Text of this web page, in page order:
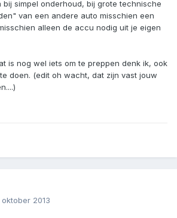
bij simpel onderhoud, bij grote technische
van een andere auto misschien een
alleen de accu nodig uit je eigen
is nog wel iets om te preppen denk ik, ook
doen. (edit oh wacht, dat zijn vast jouw
oktober 2013